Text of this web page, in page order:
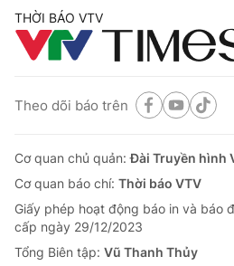
Phim VTV
Hậu trường
Giải sao mai
Giải trí
Điện ảnh
Âm nhạc
Du lịch
Làm đẹp
Chất lượng cuộc sống
Tuyển sinh
Học trực tuyến
Công nghệ
Hitech Công nghệ tương lai
Sản phẩm
Giao lưu trực tuyến
THỜI BÁO VTV
Theo dõi báo trên
Cơ quan chủ quản:Đài Truyền hình
Cơ quan báo chí: Thời báo VTV
Giấy phép hoạt động báo in và báo
cấp ngày 29/12/2023
Tổng Biên tập: Vũ Thanh Thủy